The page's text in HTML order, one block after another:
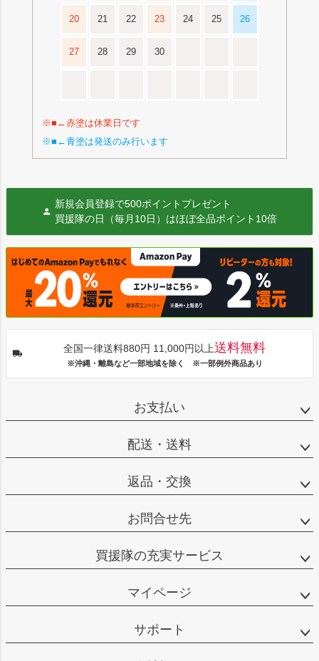
20 21 22 23 24 25 26
27 28 29 30
※■←赤塗は休業日です
※■←青塗は発送のみ行います
新規会員登録で500ポイントプレゼント
買援隊の日（毎月10日）はほぼ全品ポイント10倍
全国一律送料880円 11,000円以上送料無料
※沖縄・離島など一部地域を除く ※一部例外商品あり
お支払い
配送・送料
返品・交換
お問合せ先
買援隊の充実サービス
マイページ
サポート